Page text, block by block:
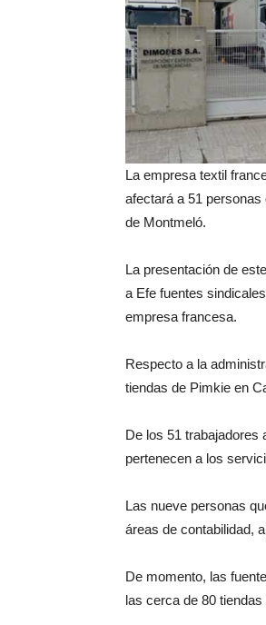
La empresa textil
afectará a 51
de Montmeló.
La presentación de
a Efe fuentes
empresa francesa.
Respecto a la
tiendas de Pimkie en
De los 51 trabajadores
pertenecen a los
Las nueve personas
áreas de contabilidad,
De momento, las
las cerca de 80